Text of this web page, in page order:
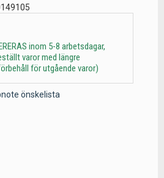
inom 5-8 arbetsdagar,
varor med längre
för utgående varor)
önskelista